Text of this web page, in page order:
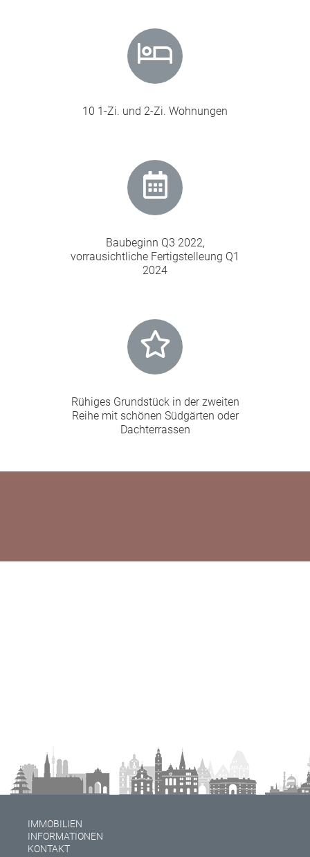
10 1-Zi. und 2-Zi. Wohnungen
Baubeginn Q3 2022,
vorrausichtliche Fertigstelleung Q1
2024
Rühiges Grundstück in der zweiten
Reihe mit schönen Südgärten oder
Dachterrassen
IMMOBILIEN
INFORMATIONEN
KONTAKT